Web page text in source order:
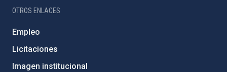
OTROS ENLACES
Empleo
Licitaciones
Imagen institucional